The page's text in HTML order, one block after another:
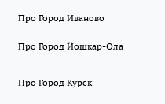
Про Город Иваново
Про Город Йошкар-Ола
Про Город Курск